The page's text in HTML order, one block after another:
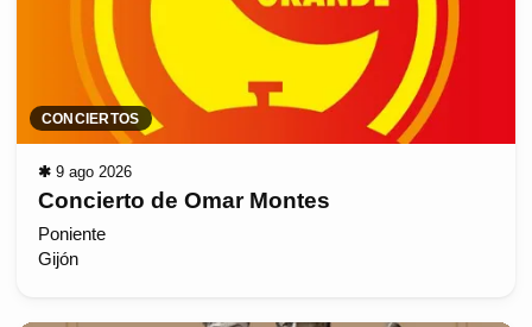
CONCIERTOS
✱ 9 ago 2026
Concierto de Omar Montes
Poniente
Gijón